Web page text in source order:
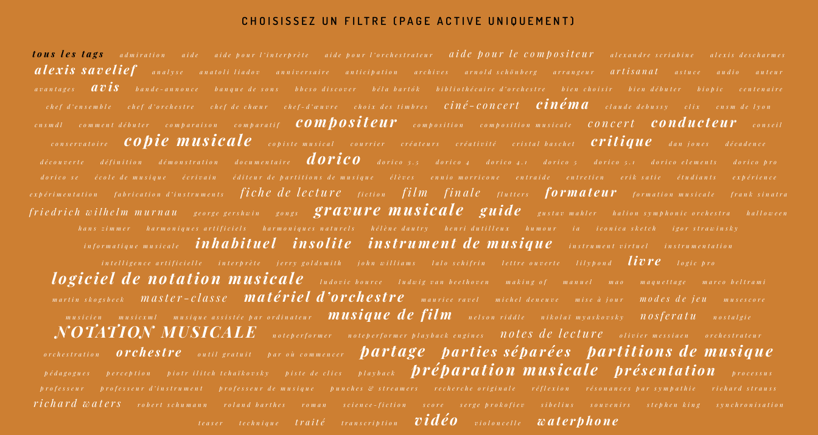
CHOISISSEZ UN FILTRE (PAGE ACTIVE UNIQUEMENT)
tous les tags admiration aide aide pour l’interprète aide pour l’orchestrateur aide pour le compositeur alexandre scriabine alexis descharmes
alexis savelief analyse anatoli liadov anniversaire anticipation archives arnold schönberg arrangeur artisanat astuce audio
auteur
avantages
avis bande-annonce banque de sons bbcso discover béla bartók bibliothécaire d’orchestre bien choisir bien débuter biopic centenaire
chef d’ensemble chef d’orchestre chef de chœur chef-d’œuvre choix des timbres ciné-concert cinéma claude debussy clix cnsm de lyon
cnsmdl comment débuter comparaison comparatif compositeur composition composition musicale concert conducteur conseil
conservatoire copie musicale copiste musical courrier créateurs créativité cristal baschet critique dan jones décadence
découverte définition démonstration documentaire dorico dorico 3.5 dorico 4 dorico 4.1 dorico 5 dorico 5.1 dorico elements
dorico pro
dorico se
école de musique écrivain éditeur de partitions de musique élèves ennio morricone entraide entretien erik satie étudiants
expérience
expérimentation
fabrication d’instruments fiche de lecture fiction film finale flutters formateur formation musicale frank sinatra
friedrich wilhelm murnau george gershwin gongs gravure musicale guide gustav mahler halion symphonic orchestra
halloween
hans zimmer
harmoniques artificiels harmoniques naturels hélène dautry henri dutilleux humour ia iconica sketch igor strawinsky
informatique musicale inhabituel insolite instrument de musique instrument virtuel
instrumentation
intelligence artificielle
interprète jerry goldsmith john williams lalo schifrin lettre ouverte lilypond livre logic pro
logiciel de notation musicale ludovic bource ludwig van beethoven making of manuel mao maquettage marco beltrami
martin skogsbeck master-classe matériel d’orchestre maurice ravel michel deneuve mise à jour modes de jeu musescore
musicien musicxml musique assistée par ordinateur musique de film nelson riddle nikolaï myaskovsky nosferatu nostalgie
NOTATION MUSICALE noteperformer noteperformer playback engines notes de lecture olivier messiaen orchestrateur
orchestration orchestre outil gratuit par où commencer partage parties séparées partitions de musique
pédagogues perception piotr ilitch tchaïkovsky piste de clics playback préparation musicale présentation
processus
professeur
professeur d’instrument professeur de musique punches & streamers recherche originale réflexion résonances par sympathie richard strauss
richard waters robert schumann roland barthes roman science-fiction score serge prokofiev sibelius souvenirs stephen king synchronisation
teaser technique traité transcription vidéo violoncelle waterphone